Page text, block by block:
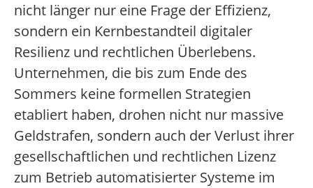
nicht länger nur eine Frage der Effizienz,
sondern ein Kernbestandteil digitaler
Resilienz und rechtlichen Überlebens.
Unternehmen, die bis zum Ende des
Sommers keine formellen Strategien
etabliert haben, drohen nicht nur massive
Geldstrafen, sondern auch der Verlust ihrer
gesellschaftlichen und rechtlichen Lizenz
zum Betrieb automatisierter Systeme im